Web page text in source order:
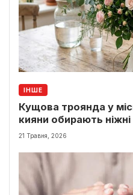
ІНШЕ
Кущова троянда у
кияни обирають ніжні
класики
21 Травня, 2026